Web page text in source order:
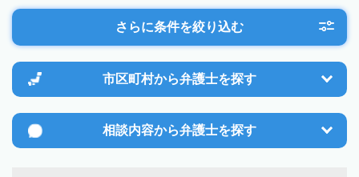
さらに条件を絞り込む
市区町村から弁護士を探す
相談内容から弁護士を探す